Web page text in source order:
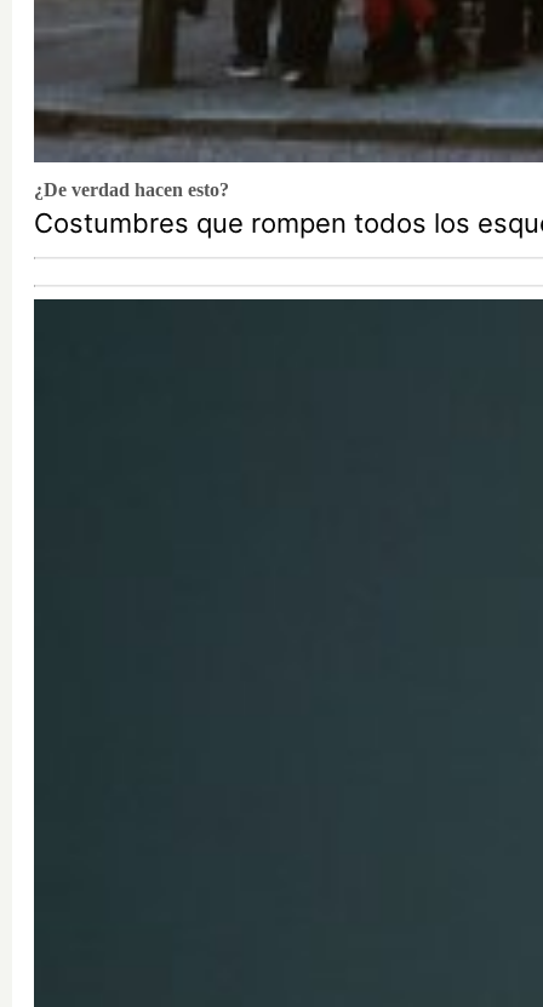
¿De verdad hacen esto?
Costumbres que rompen todos los